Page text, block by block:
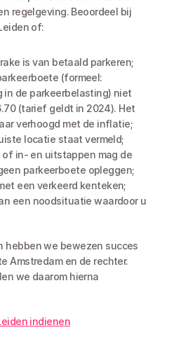
regelgeving. Beoordeel bij
of:
is van betaald parkeren;
(formeel:
de parkeerbelasting) niet
(tarief geldt in 2024). Het
verhoogd met de inflatie;
locatie staat vermeld;
of in- en uitstappen mag de
parkeerboete opleggen;
een verkeerd kenteken;
een noodsituatie waardoor u
hebben we bewezen succes
Amstredam en de rechter.
we daarom hierna
indienen